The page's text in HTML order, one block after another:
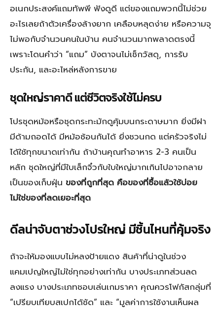
อเนกประสงค์แถมทัพพี ฟังดูดี แต่ของแถมพวกนี้ไม่ช่วย
อะไรเลยถ้าตัวเครื่องล้างยาก เคลือบหลุดง่าย หรือความจุ
ไม่พอกับจำนวนคนในบ้าน คนจำนวนมากพลาดตรงนี้
เพราะโดนคำว่า “แถม” บังตาจนไม่เช็กวัสดุ, การรับ
ประกัน, และอะไหล่หลังการขาย
ชุดใหญ่ราคาดี แต่ชีวิตจริงใช้ไม่ครบ
โปรชุดหม้อหรือชุดกระทะมักดูคุ้มบนกระดาษมาก ยิ่งมีฝา
มีด้ามถอดได้ มีหม้อซ้อนกันได้ ยิ่งชวนกด แต่ครัวจริงไม่
ได้ใช้ทุกขนาดเท่ากัน ถ้าบ้านคุณทำอาหาร 2-3 คนเป็น
หลัก ชุดใหญ่ที่มีใบเล็กจิ๋วกับใบใหญ่มากเกินไปอาจกลาย
เป็นของเก็บฝุ่น ของที่ถูกที่สุด คือของที่ซื้อแล้วใช้บ่อย
ไม่ใช่ของที่ลดเยอะที่สุด
ดีลน่าจับตาช่วงโปรใหญ่ มีชิ้นไหนที่คุ้มจริง
ถ้าจะให้มองแบบไม่หลงป้ายแดง สินค้าที่น่าดูในช่วง
แคมเปญใหญ่ไม่ใช่ทุกอย่างเท่ากัน บางประเภทส่วนลด
ลงแรง บางประเภทชอบเล่นเกมราคา คุณควรโฟกัสกลุ่มที่
“เปรียบเทียบสเปกได้ชัด” และ “มูลค่าการใช้งานเห็นผล